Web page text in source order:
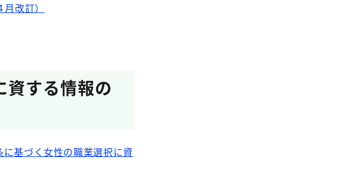
改訂）
資する情報の
基づく女性の職業選択に資